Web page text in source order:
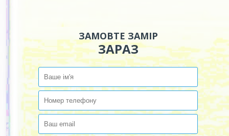
ЗАМОВТЕ ЗАМІР
ЗАРАЗ